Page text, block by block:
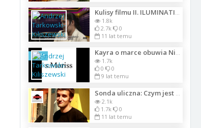
1.8k
2.7k
0
11 lat temu
Szkic
Kayra o marce obuwia Niny Basco czerwiec 2017 r. Warszawa
1.7k
0
0
9 lat temu
2.1k
1.7k
0
11 lat temu